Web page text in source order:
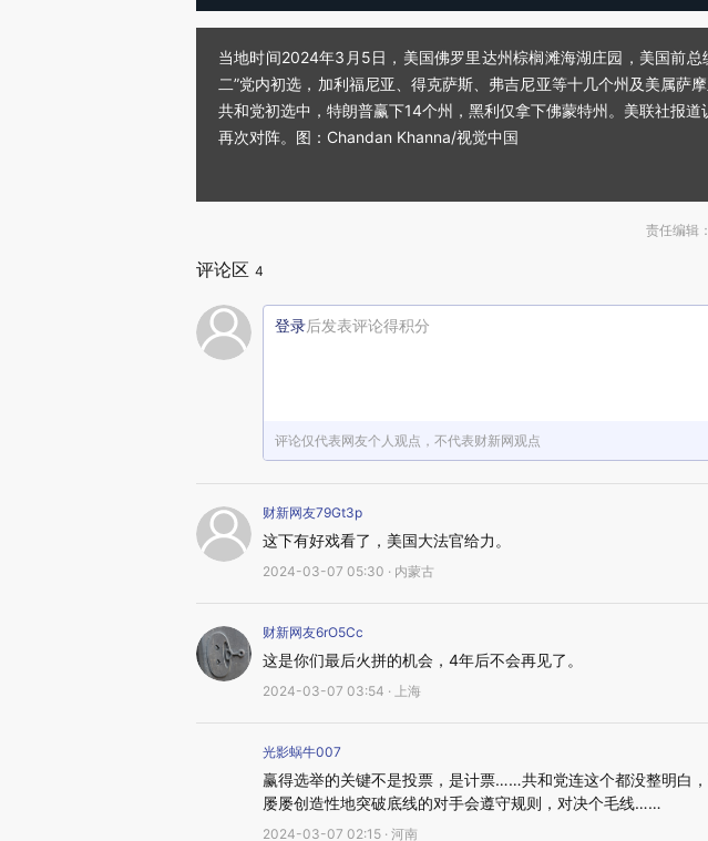
当地时间2024年3月5日，美国佛罗里达州棕榈滩海湖庄园，美国前
二”党内初选，加利福尼亚、得克萨斯、弗吉尼亚等十几个州及美属萨
共和党初选中，特朗普赢下14个州，黑利仅拿下佛蒙特州。美联社报
再次对阵。图：Chandan Khanna/视觉中国
责任编辑
评论区 4
登录后发表评论得积分
评论仅代表网友个人观点，不代表财新网观点
财新网友79Gt3p
这下有好戏看了，美国大法官给力。
2024-03-07 05:30 · 内蒙古
财新网友6rO5Cc
这是你们最后火拼的机会，4年后不会再见了。
2024-03-07 03:54 · 上海
光影蜗牛007
赢得选举的关键不是投票，是计票……共和党连这个都没整明白
屡屡创造性地突破底线的对手会遵守规则，对决个毛线……
2024-03-07 02:15 · 河南